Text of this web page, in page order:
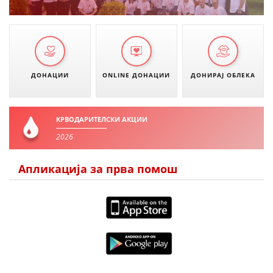
ДИСЕМИНАЦИЈА
MЕЃУНАРОДНО ХУМАНИТАРНО ПРАВО
ПРОМОЦИЈА НА ХУМАНИ ВРЕДНОСТИ
СОЦИЈАЛНО ХУМАНИТАРНА ДЕЈНОСТ
ТИМОВИ НА ООЦК
СПАСИТЕЛНА СТАНИЦА ВОДНО
ПРОЕКТИ – ПОДГОТВЕНОСТ И ДЕЈСТВУВАЊЕ ПРИ КАТАСТРОФИ
ОДНОСИ СО ЈАВНОСТ
ДОНАЦИИ ONLINE ДОНАЦИИ ДОНИРАЈ ОБЛЕКА
КРВОДАРИТЕЛСКИ АКЦИИ
2026
Апликација за прва помош